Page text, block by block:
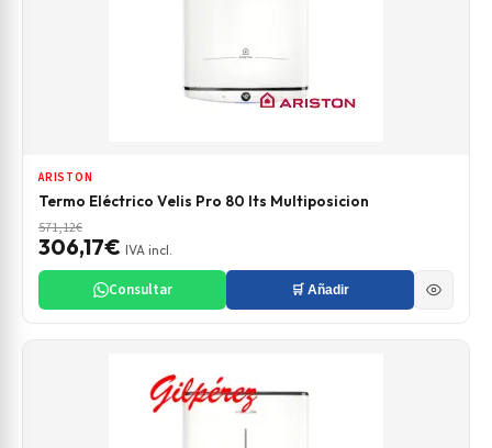
ARISTON
Termo Eléctrico Velis Pro 80 lts Multiposicion
571,12€
306,17€ IVA incl.
Consultar 🛒 Añadir